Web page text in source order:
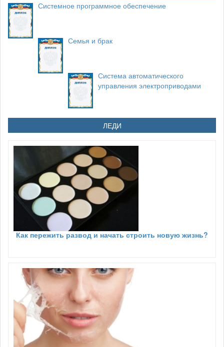
Системное программное обеспечение
Семья и брак
Система автоматического
управления электроприводами
ЛЕДИ
Как пережить развод и начать строить новую жизнь?